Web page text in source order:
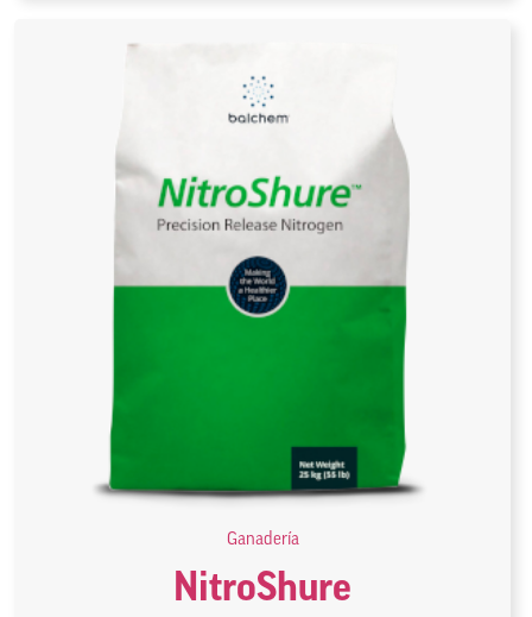
Ganadería
NitroShure